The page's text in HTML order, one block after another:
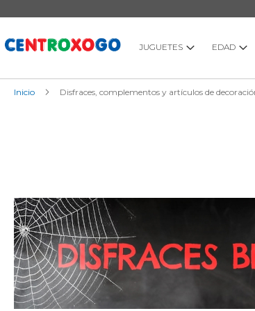
al
JUGUETES
EDAD
Inicio Disfraces, complementos y artículos de